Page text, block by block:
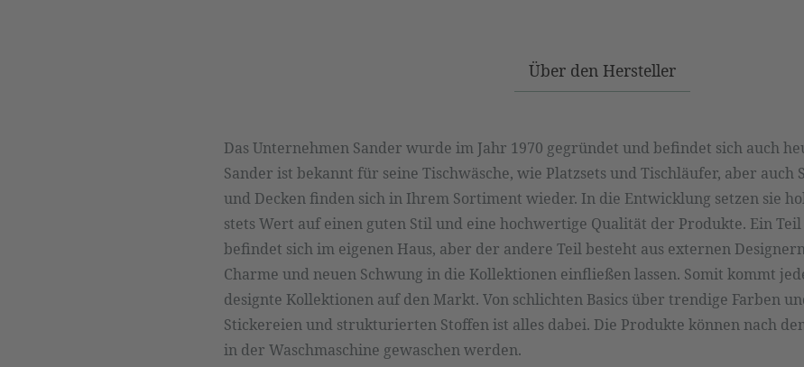
Über den Hersteller
Das Unternehmen Sander wurde im Jahr 1970 gegründet und befindet sich auch
Sander ist bekannt für seine Tischwäsche, wie Platzsets und Tischläufer, aber auch
und Decken finden sich in Ihrem Sortiment wieder. In die Entwicklung setzen sie
stets Wert auf einen guten Stil und eine hochwertige Qualität der Produkte. Ein
befindet sich im eigenen Haus, aber der andere Teil besteht aus externen
Charme und neuen Schwung in die Kollektionen einfließen lassen. Somit kommt
designte Kollektionen auf den Markt. Von schlichten Basics über trendige Farben
Stickereien und strukturierten Stoffen ist alles dabei. Die Produkte können nach
in der Waschmaschine gewaschen werden.